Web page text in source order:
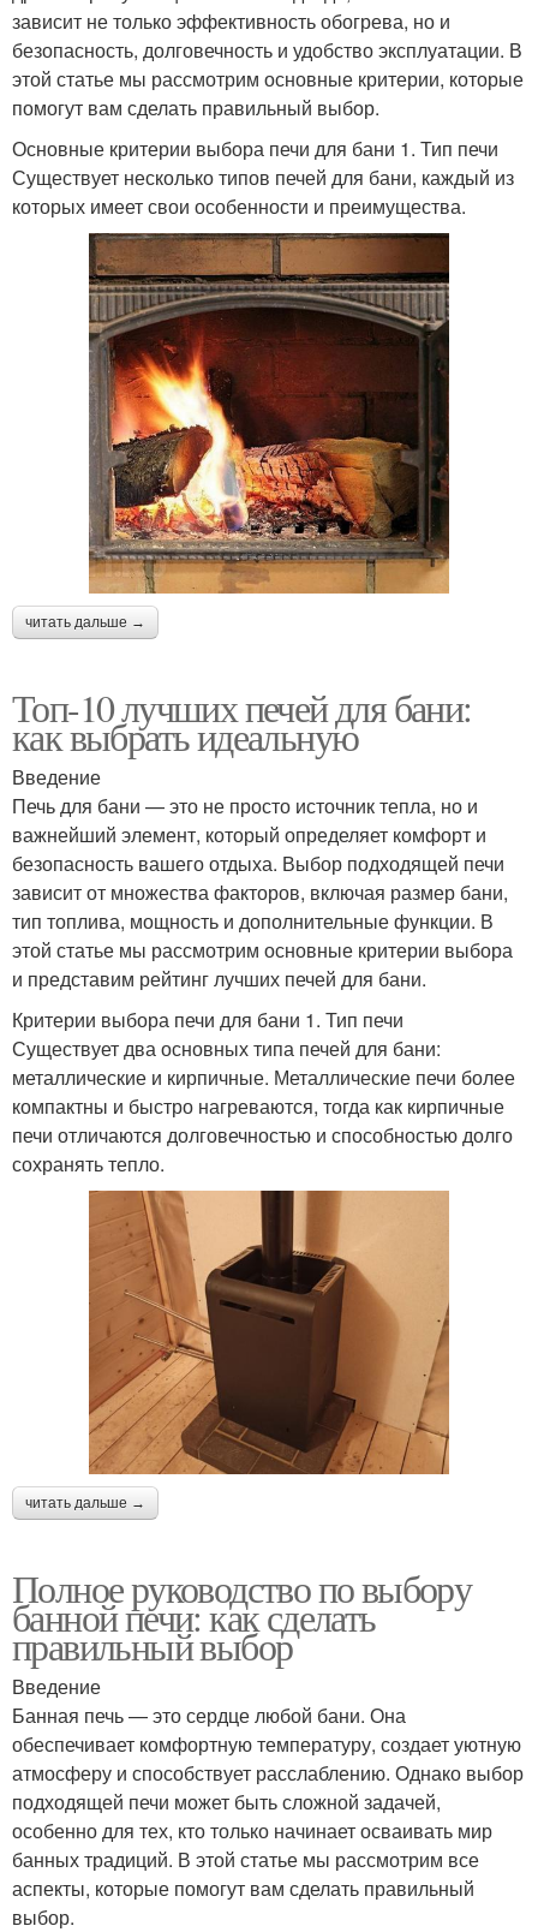
зависит не только эффективность обогрева, но и
безопасность, долговечность и удобство эксплуатации. В
этой статье мы рассмотрим основные критерии, которые
помогут вам сделать правильный выбор.
Основные критерии выбора печи для бани 1. Тип печи
Существует несколько типов печей для бани, каждый из
которых имеет свои особенности и преимущества.
читать дальше →
Топ-10 лучших печей для бани:
как выбрать идеальную
Введение
Печь для бани — это не просто источник тепла, но и
важнейший элемент, который определяет комфорт и
безопасность вашего отдыха. Выбор подходящей печи
зависит от множества факторов, включая размер бани,
тип топлива, мощность и дополнительные функции. В
этой статье мы рассмотрим основные критерии выбора
и представим рейтинг лучших печей для бани.
Критерии выбора печи для бани 1. Тип печи
Существует два основных типа печей для бани:
металлические и кирпичные. Металлические печи более
компактны и быстро нагреваются, тогда как кирпичные
печи отличаются долговечностью и способностью долго
сохранять тепло.
читать дальше →
Полное руководство по выбору
банной печи: как сделать
правильный выбор
Введение
Банная печь — это сердце любой бани. Она
обеспечивает комфортную температуру, создает уютную
атмосферу и способствует расслаблению. Однако выбор
подходящей печи может быть сложной задачей,
особенно для тех, кто только начинает осваивать мир
банных традиций. В этой статье мы рассмотрим все
аспекты, которые помогут вам сделать правильный
выбор.